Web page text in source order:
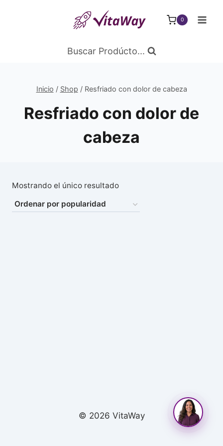
0
Buscar Prodúcto...
Inicio / Shop / Resfriado con dolor de cabeza
Resfriado con dolor de
cabeza
Mostrando el único resultado
© 2026 VitaWay